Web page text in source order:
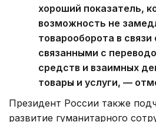
хороший показатель,
возможность не
товарооборота в
связанными с
средств и взаимных
товары и услуги, —
Президент России также
развитие гуманитарного